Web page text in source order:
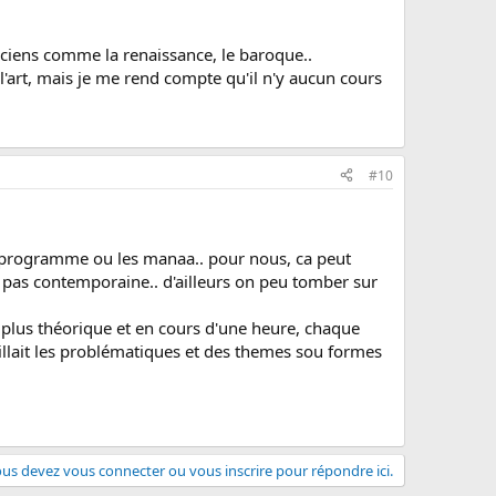
comme la renaissance, le baroque..
mais je me rend compte qu'il n'y aucun cours
#10
ou les manaa.. pour nous, ca peut
contemporaine.. d'ailleurs on peu tomber sur
théorique et en cours d'une heure, chaque
les problématiques et des themes sou formes
devez vous connecter ou vous inscrire pour répondre ici.